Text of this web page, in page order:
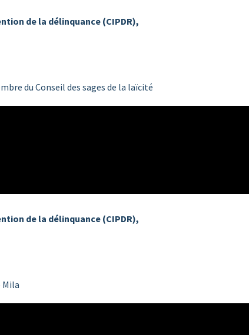
de la délinquance (CIPDR),
du Conseil des sages de la laïcité
de la délinquance (CIPDR),
Mila